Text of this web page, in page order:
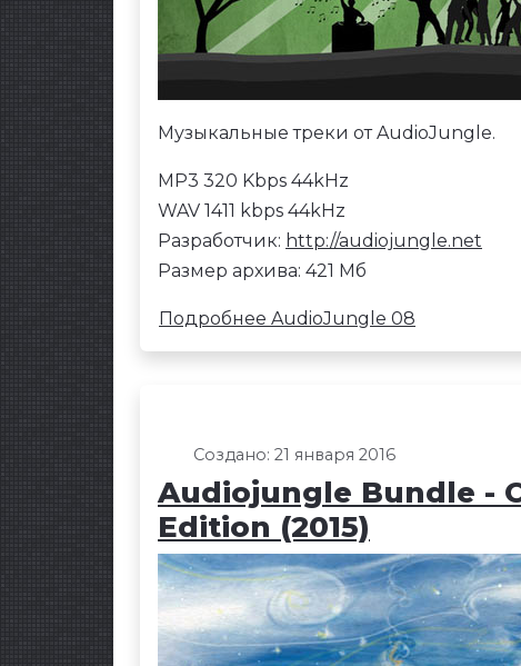
Музыкальные треки от AudioJungle.
MP3 320 Kbps 44kHz
WAV 1411 kbps 44kHz
Разработчик: http://audiojungle.net
Размер архива: 421 Мб
Подробнее AudioJungle 08
Создано: 21 января 2016
Audiojungle Bundle -
Edition (2015)